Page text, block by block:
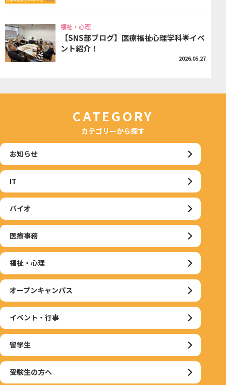
福祉・心理
【SNS部ブログ】医療福祉心理学科🌟イベ
ント紹介！
2026.05.27
CATEGORY
カテゴリーから探す
お知らせ
IT
バイオ
医療事務
福祉・心理
オープンキャンパス
イベント・行事
留学生
受験生の方へ